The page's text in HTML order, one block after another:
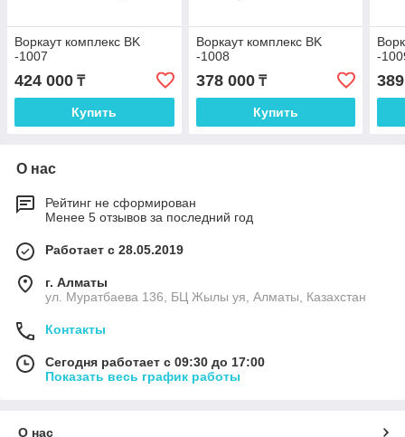
Воркаут комплекс BK
-1007
424 000 ₸
Купить
Воркаут комплекс BK
-1008
378 000₸
Купить
-
О нас
Рейтинг не сформирован
Менее 5 отзывов за последний год
Работает с 28.05.2019
г. Алматы
ул. Муратбаева 136, БЦ Жылы уя, Алматы, Казахстан
Контакты
Сегодня работает с 09:30 до 17:00
Показать весь график работы
О нас